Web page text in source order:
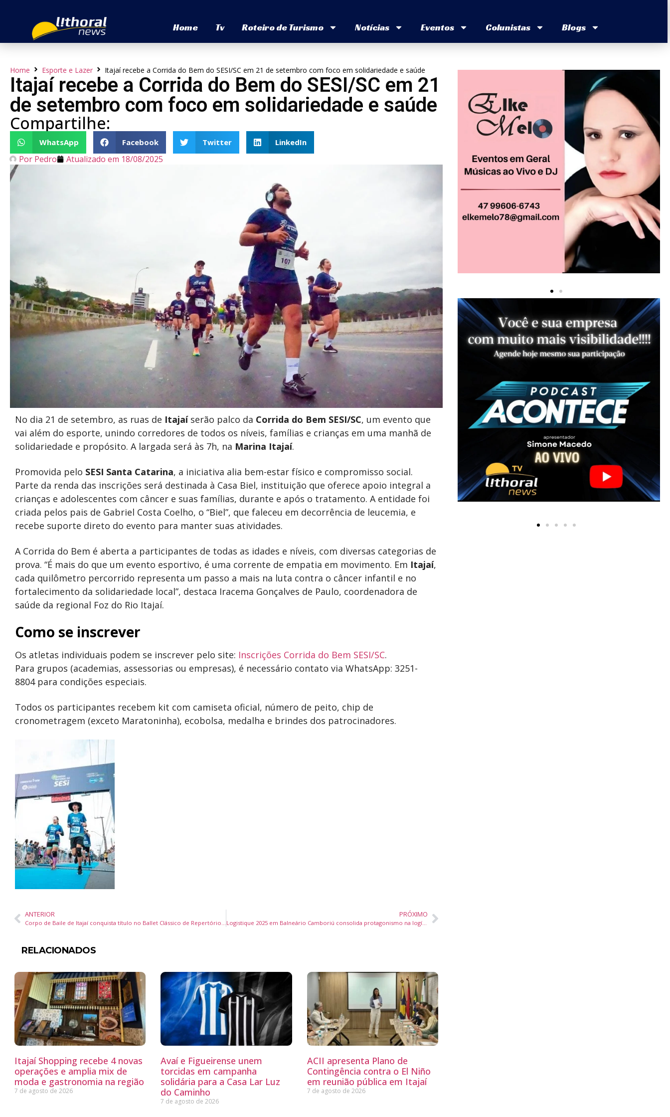
Home Tv Roteiro de Turismo Notícias Eventos Colunistas Blogs
Home Esporte e Lazer Itajaí recebe a Corrida do Bem do SESI/SC em 21 de setembro com foco em solidariedade e saúde
Itajaí recebe a Corrida do Bem do SESI/SC em 21
de setembro com foco em solidariedade e saúde
Compartilhe:
WhatsApp Facebook Twitter LinkedIn
Por Pedro Atualizado em 18/08/2025
No dia 21 de setembro, as ruas de Itajaíserão palco da Corrida do Bem SESI/SC, um evento que
vai além do esporte, unindo corredores de todos os níveis, famílias e crianças em uma manhã de
solidariedade e propósito. A largada será às 7h, na Marina Itajaí.
Promovida pelo SESI Santa Catarina, a iniciativa alia bem-estar físico e compromisso social.
Parte da renda das inscrições será destinada à Casa Biel, instituição que oferece apoio integral a
crianças e adolescentes com câncer e suas famílias, durante e após o tratamento. A entidade foi
criada pelos pais de Gabriel Costa Coelho, o “Biel”, que faleceu em decorrência de leucemia, e
recebe suporte direto do evento para manter suas atividades.
A Corrida do Bem é aberta a participantes de todas as idades e níveis, com diversas categorias de
prova. “É mais do que um evento esportivo, é uma corrente de empatia em movimento. Em Itajaí,
cada quilômetro percorrido representa um passo a mais na luta contra o câncer infantil e no
fortalecimento da solidariedade local”, destaca Iracema Gonçalves de Paulo, coordenadora de
saúde da regional Foz do Rio Itajaí.
Como se inscrever
Os atletas individuais podem se inscrever pelo site: Inscrições Corrida do Bem SESI/SC.
Para grupos (academias, assessorias ou empresas), é necessário contato via WhatsApp: 3251-
8804 para condições especiais.
Todos os participantes recebem kit com camiseta oficial, número de peito, chip de
cronometragem (exceto Maratoninha), ecobolsa, medalha e brindes dos patrocinadores.
ANTERIOR
Corpo de Baile de Itajaí conquista título no Ballet Clássico de Repertório no Dance Joaçaba
PRÓXIMO
Logistique 2025 em Balneário Camboriú consolida protagonismo na logística nacional com recorde de público
RELACIONADOS
Itajaí Shopping recebe 4 novas
operações e amplia mix de
moda e gastronomia na região
7 de agosto de 2026
Avaí e Figueirense unem
torcidas em campanha
solidária para a Casa Lar Luz
do Caminho
7 de agosto de 2026
ACII apresenta Plano de
Contingência contra o El Niño
em reunião pública em Itajaí
7 de agosto de 2026